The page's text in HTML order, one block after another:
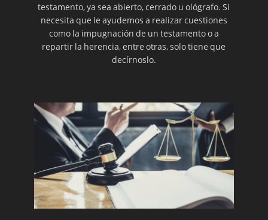
testamento, ya sea abierto, cerrado u ológrafo. Si
necesita que le ayudemos a realizar cuestiones
como la impugnación de un testamento o a
repartir la herencia, entre otras, solo tiene que
decírnoslo.